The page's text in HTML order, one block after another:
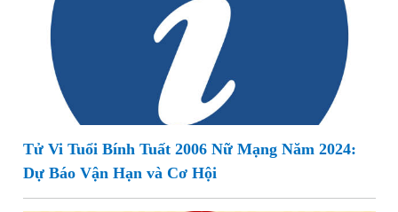
Tử Vi Tuổi Bính Tuất 2006 Nữ Mạng Năm 2024:
Dự Báo Vận Hạn và Cơ Hội